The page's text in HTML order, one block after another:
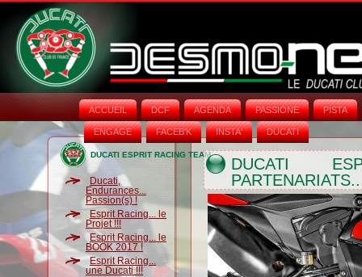
ACCUEIL DCF AGENDA PASSIONE PISTA
ENGAGE FACEB'K INSTA‘ DUCATI
DUCATI ESPRIT RACING TEAM
Ducati,
Endurances...
Passion(s) !
Esprit Racing... le
Projet !!!
Esprit Racing... le
BOOK 2017 !
Esprit Racing...
une Ducati !!!
DUCATI